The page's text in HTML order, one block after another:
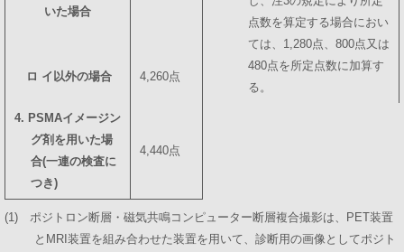
点数を算定する場合におい
ては、1,280点、800点又は
480点を所定点数に加算す
る。
いた場合
ロ イ以外の場合 4,260点
4. PSMAイメージン
グ剤を用いた場
合(一連の検査に
つき)
4,440点
(1) ポジトロン断層・磁気共鳴コンピューター断層複合撮影は、PET装置
とMRI装置を組み合わせた装置を用いて、診断用の画像としてポジト